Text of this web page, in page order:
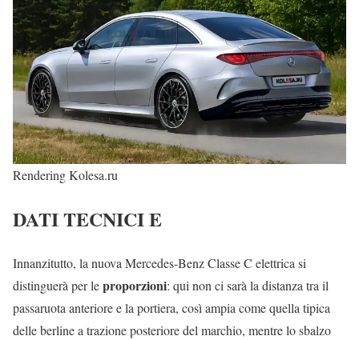
Rendering Kolesa.ru
DATI TECNICI E
Innanzitutto, la nuova Mercedes-Benz Classe C elettrica si
distinguerà per leproporzioni: qui non ci sarà la distanza tra il
passaruota anteriore e la portiera, così ampia come quella tipica
delle berline a trazione posteriore del marchio, mentre lo sbalzo